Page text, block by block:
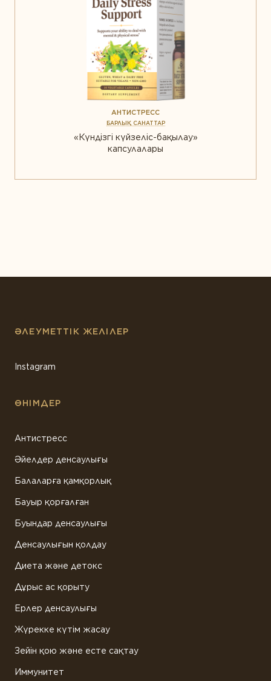
АНТИСТРЕСС
БАРЛЫҚ САНАТТАР
«Күндізгі күйзеліс-бақылау»
капсулалары
ӘЛЕУМЕТТІК ЖЕЛІЛЕР
Instagram
ӨНІМДЕР
Антистресс
Әйелдер денсаулығы
Балаларға қамқорлық
Бауыр қорғалған
Буындар денсаулығы
Денсаулығын қолдау
Диета және детокс
Дұрыс ас қорыту
Ерлер денсаулығы
Жүрекке күтім жасау
Зейін қою және есте сақтау
Иммунитет